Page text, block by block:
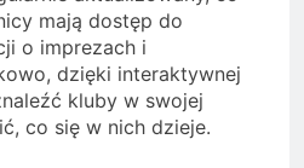
mają dostęp do
o imprezach i
dzięki interaktywnej
kluby w swojej
co się w nich dzieje.